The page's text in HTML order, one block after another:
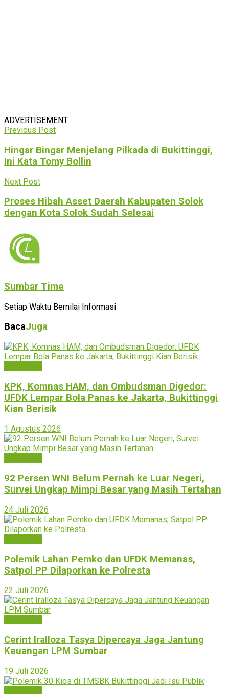
ADVERTISEMENT
Previous Post
Hingar Bingar Menjelang Pilkada di Bukittinggi,
Ini Kata Tomy Bollin
Next Post
Proses Hibah Asset Daerah Kabupaten Solok
dengan Kota Solok Sudah Selesai
Sumbar Time
Setiap Waktu Bernilai Informasi
BacaJuga
KPK, Komnas HAM, dan Ombudsman Digedor:
UFDK Lempar Bola Panas ke Jakarta, Bukittinggi
Kian Berisik
1 Agustus 2026
92 Persen WNI Belum Pernah ke Luar Negeri,
Survei Ungkap Mimpi Besar yang Masih Tertahan
24 Juli 2026
Polemik Lahan Pemko dan UFDK Memanas,
Satpol PP Dilaporkan ke Polresta
22 Juli 2026
Cerint Iralloza Tasya Dipercaya Jaga Jantung
Keuangan LPM Sumbar
19 Juli 2026